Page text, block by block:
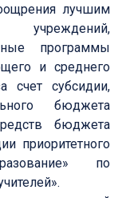
лучшим
учреждений,
программы
и среднего
счет субсидии,
бюджета
бюджета
приоритетного
по